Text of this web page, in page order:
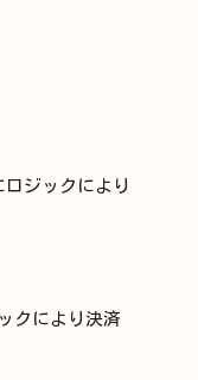
ジックにより
クにより決済